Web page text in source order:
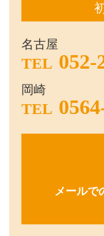
名古屋
TEL 052-
岡崎
TEL
メールで